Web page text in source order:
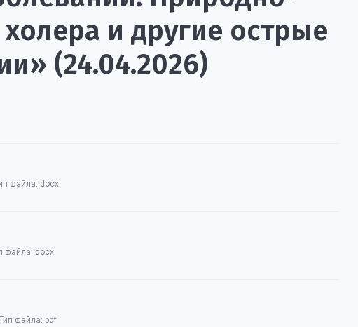
и другие острые
(24.04.2026)
файла: docx
файла: docx
файла: pdf